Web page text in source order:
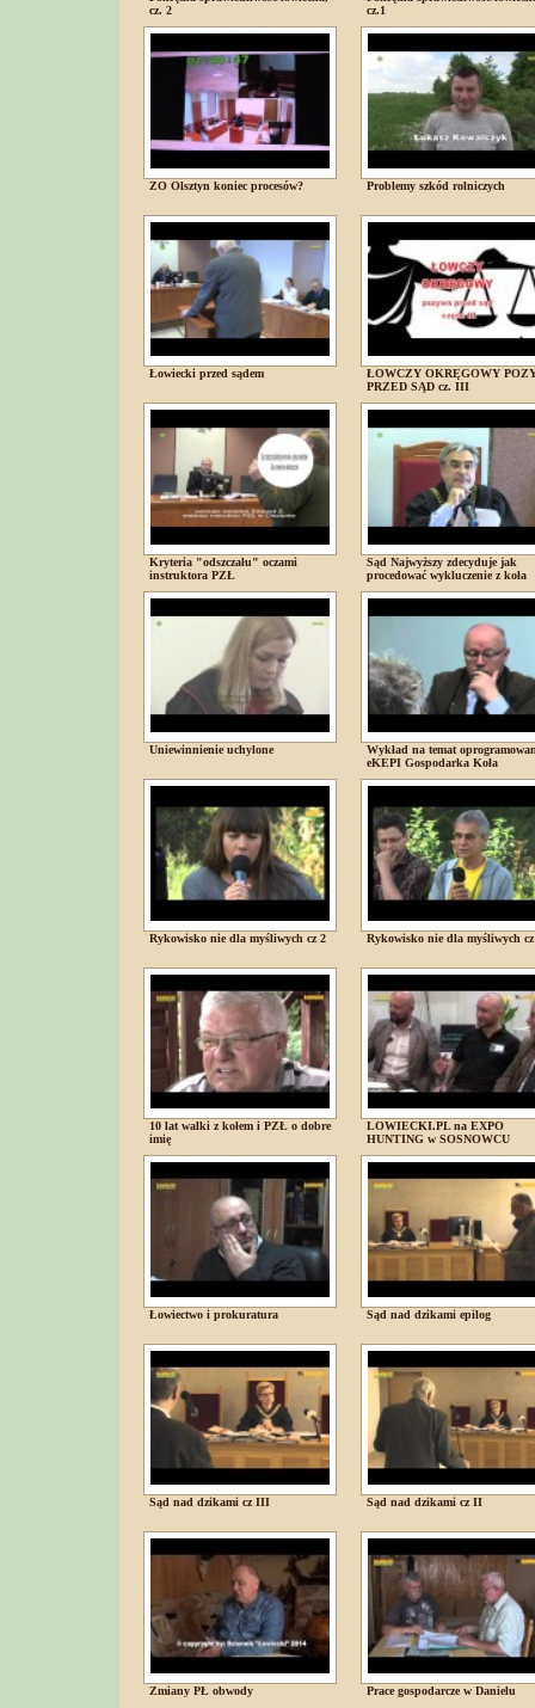
cz. 2
cz.1
ZO Olsztyn koniec procesów? Problemy szkód rolniczych
Łowiecki przed sądem
ŁOWCZY OKRĘGOWY
PRZED SĄD cz. III
Kryteria "odszczału" oczami
instruktora PZŁ
Sąd Najwyższy zdecyduje jak
procedować wykluczenie z koła
Uniewinnienie uchylone
Wykład na temat
eKEPI Gospodarka Koła
Rykowisko nie dla myśliwych cz 2 Rykowisko nie dla myśliwych
10 lat walki z kołem i PZŁ o dobre
imię
LOWIECKI.PL na EXPO
HUNTING w SOSNOWCU
Łowiectwo i prokuratura Sąd nad dzikami epilog
Sąd nad dzikami cz III Sąd nad dzikami cz II
Zmiany PŁ obwody Prace gospodarcze w Danielu